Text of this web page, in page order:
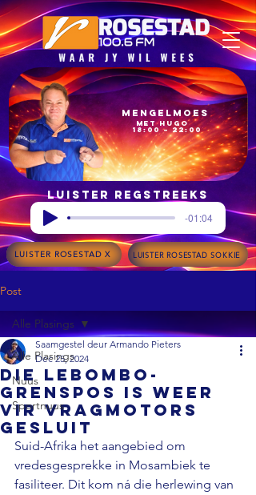
18:00 – 22:00
met Hugo
Mengelmoes
Luister regstreeks
-01:04
LUISTER ROSESTAD X LUISTER ROSESTAD SOKKIE
Post
Alle Plasings
Nuus
Sportnuus
Alle Plasings
Die Lebombo-
grenspos is weer
vir vragmotors
gesluit
Saamgestel deur Armando Pieters
Dec 25, 2024
Suid-Afrika het aangebied om
vredesgesprekke in Mosambiek te
fasiliteer. Dit kom ná die herlewing van